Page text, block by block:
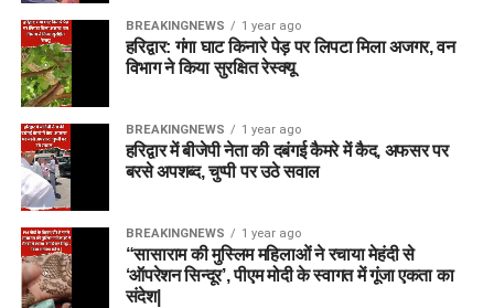
BREAKINGNEWS 1 year ago
हरिद्वार: गंगा घाट किनारे पेड़ पर लिपटा मिला अजगर, वन
विभाग ने किया सुरक्षित रेस्क्यू
BREAKINGNEWS 1 year ago
हरिद्वार में बीजेपी नेता की दबंगई कैमरे में कैद, अफसर पर
बरसे अपशब्द, चुप्पी पर उठे सवाल
BREAKINGNEWS 1 year ago
“सासाराम की मुस्लिम महिलाओं ने रचाया मेहंदी से
‘ऑपरेशन सिन्दूर’, पीएम मोदी के स्वागत में गूंजा एकता का
संदेश|